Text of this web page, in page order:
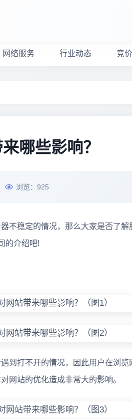
网络服务 行业动态 竞
哪些影响？
浏览： 925
不稳定的情况，那么大家是否了
的介绍吧!
到打不开的情况，因此用户在浏
网站的优化造成非常大的影响。